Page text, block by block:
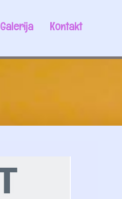
Galerija Kontakt